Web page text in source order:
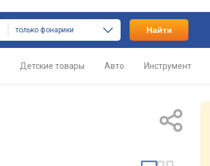
только фонарики Найти
Детские товары Авто Инструмент